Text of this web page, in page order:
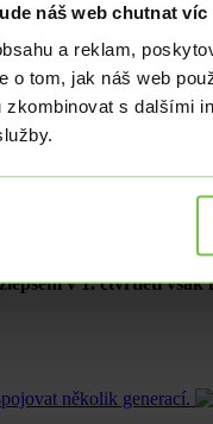
náš web chutnat víc
a reklam,
o tom, jak náš web
zkombinovat s dalšími
revize HDP
sehrál i efekt
klíčový exportní artikl
kromě
a vlády a
roku je určitě
rok klesala.Otázkou je,
sinějšího 1. čtvrtletí
roku je tak možné, že
v 1. čtvrtletí však